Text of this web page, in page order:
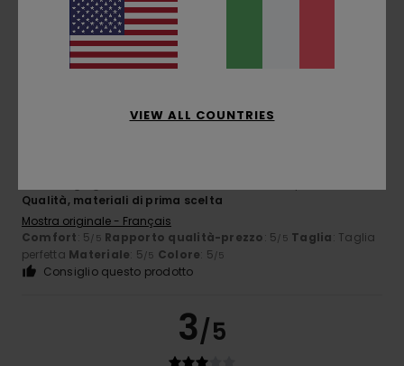
Mostra originale - Français
Comfort: 5/5 Rapporto qualità-prezzo
Materiale: 5/5 Colore
5/5
Qualità, materiali di prima scelta
Mostra originale - Français
Comfort: 5/5 Rapporto qualità-prezzo: 5/5 Taglia: Taglia
perfetta Materiale: 5/5 Colore: 5/5
Consiglio questo prodotto
3/5
VIEW ALL COUNTRIES